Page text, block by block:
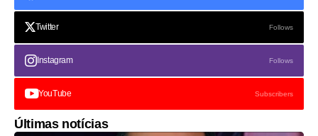
Twitter Follows
Instagram Follows
YouTube Subscribers
Últimas notícias